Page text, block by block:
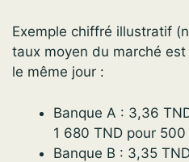
Exemple chiffré illustratif
taux moyen du marché
le même jour :
Banque A : 3,36
1 680 TND pour 500
Banque B : 3,35